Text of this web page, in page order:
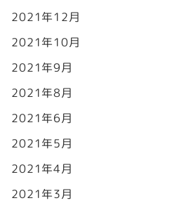
2021年12月
2021年10月
2021年9月
2021年8月
2021年6月
2021年5月
2021年4月
2021年3月